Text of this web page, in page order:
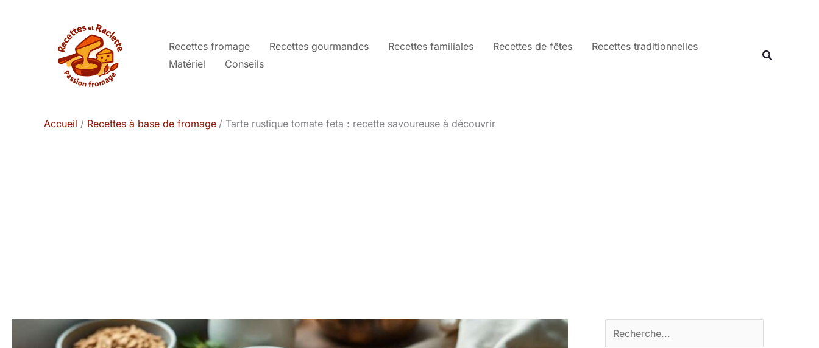
Recettes fromage Recettes gourmandes Recettes familiales Recettes de fêtes
Recettes traditionnelles
Matériel
Conseils
Accueil Recettes à base de fromage Tarte rustique tomate feta : recette savoureuse à découvrir
Rechercher